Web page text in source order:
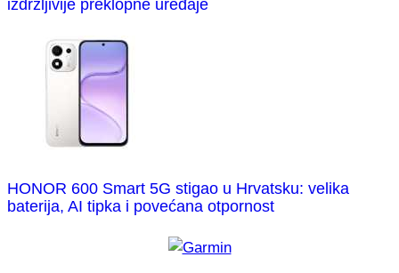
izdržljivije preklopne uređaje
HONOR 600 Smart 5G stigao u Hrvatsku: velika
baterija, AI tipka i povećana otpornost